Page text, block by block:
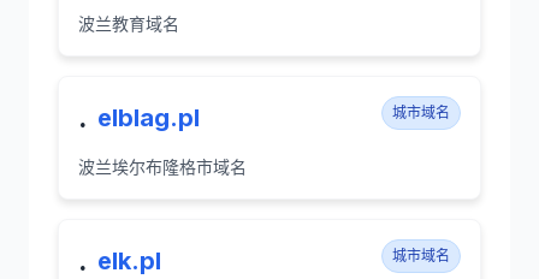
波兰教育域名
. elblag.pl 城市域名
波兰埃尔布隆格市域名
. elk.pl 城市域名